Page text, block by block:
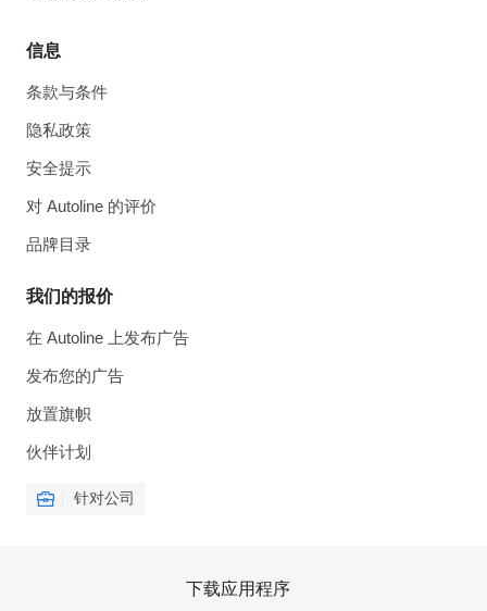
信息
条款与条件
隐私政策
安全提示
对 Autoline 的评价
品牌目录
我们的报价
在 Autoline 上发布广告
发布您的广告
放置旗帜
伙伴计划
针对公司
下载应用程序